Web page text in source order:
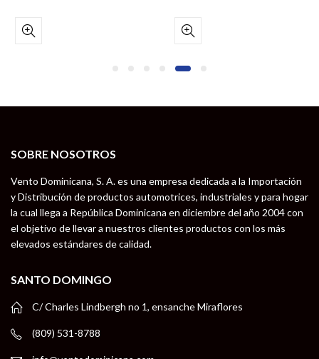
SOBRE NOSOTROS
Vento Dominicana, S. A. es una empresa dedicada a la Importación
y Distribución de productos automotrices, industriales y para hogar
la cual llega a República Dominicana en diciembre del año 2004 con
el objetivo de llevar a nuestros clientes productos con los más
elevados estándares de calidad.
SANTO DOMINGO
C/ Charles Lindbergh no 1, ensanche Miraflores
(809) 531-8788